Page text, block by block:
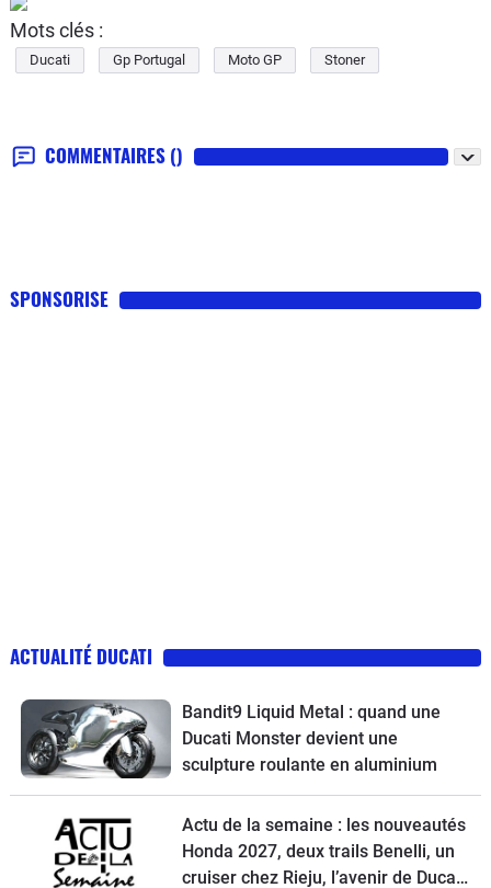
Mots clés :
Ducati Gp Portugal Moto GP Stoner
COMMENTAIRES ()
SPONSORISE
ACTUALITÉ DUCATI
Bandit9 Liquid Metal : quand une
Ducati Monster devient une
sculpture roulante en aluminium
Actu de la semaine : les nouveautés
Honda 2027, deux trails Benelli, un
cruiser chez Rieju, l’avenir de Ducati